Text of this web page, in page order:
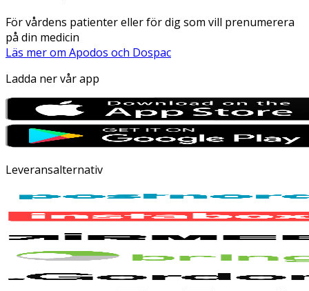
För vårdens patienter eller för dig som vill prenumerera
på din medicin
Läs mer om Apodos och Dospac
Ladda ner vår app
Leveransalternativ